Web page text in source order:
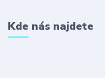
Kde nás najdete